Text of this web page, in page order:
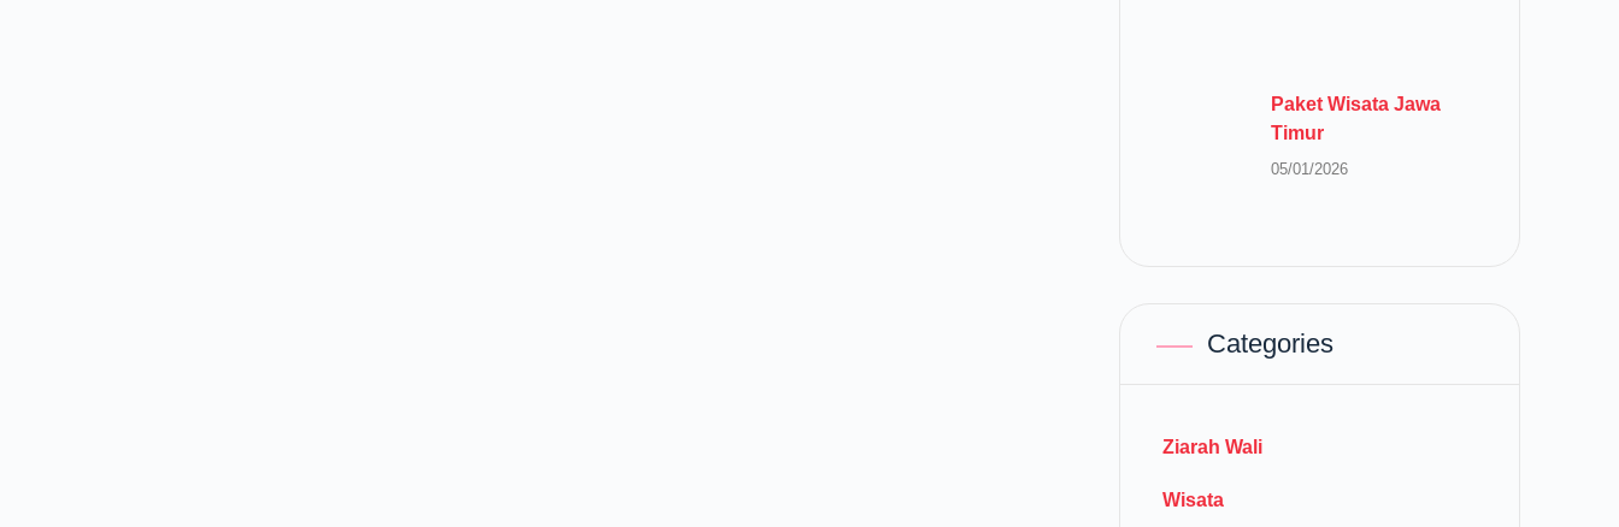
Paket Wisata Jawa
Timur
05/01/2026
Categories
Ziarah Wali
Wisata